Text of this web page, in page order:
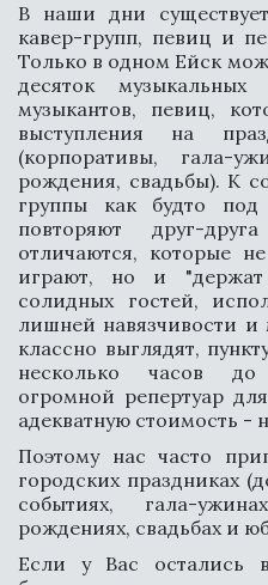
В наши дни
кавер-групп, певиц и
Только в одном Ейск
десяток музыкальных
музыкантов, певиц,
выступления на
(корпоративы, гала-
рождения, свадьбы). К
группы как будто
повторяют друг-
отличаются, которые
играют, но и "держат
солидных гостей,
лишней навязчивости и
классно выглядят,
несколько часов
огромной репертуар
адекватную стоимость -
Поэтому нас часто
городских праздниках
событиях, гала-
рождениях, свадьбах и
Если у Вас остались